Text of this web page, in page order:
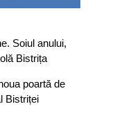
Soiul anului,
Bistrița
poartă de
Bistriței